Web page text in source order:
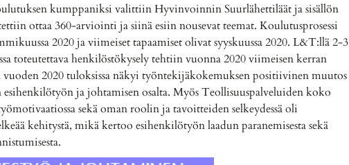
kumppaniksi valittiin Hyvinvoinnin Suurlähettiläät ja sisällön
ottaa 360-arviointi ja siinä esiin nousevat teemat. Koulutusprosessi
2020 ja viimeiset tapaamiset olivat syyskuussa 2020. L&T:llä 2-3
toteutettava henkilöstökysely tehtiin vuonna 2020 viimeisen kerran
vuoden 2020 tuloksissa näkyi työntekijäkokemuksen positiivinen muutos
ja johtamisen osalta. Myös Teollisuuspalveluiden koko
sekä oman roolin ja tavoitteiden selkeydessä oli
kehitystä, mikä kertoo esihenkilötyön laadun paranemisesta sekä